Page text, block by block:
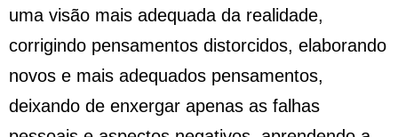
uma visão mais adequada da realidade,
corrigindo pensamentos distorcidos, elaborando
novos e mais adequados pensamentos,
deixando de enxergar apenas as falhas